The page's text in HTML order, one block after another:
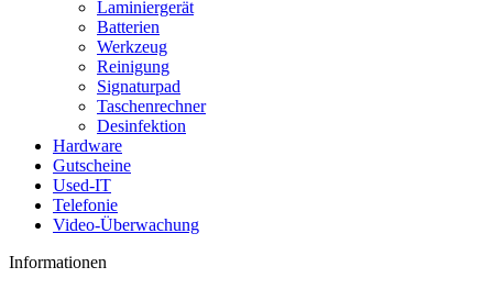
Laminiergerät
Batterien
Werkzeug
Reinigung
Signaturpad
Taschenrechner
Desinfektion
Hardware
Gutscheine
Used-IT
Telefonie
Video-Überwachung
Informationen